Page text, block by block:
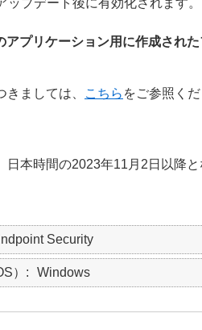
ップデート後に有効化されます。
アプリケーション用に作成され
ましては、 こちら をご参照く
日本時間の2023年11月2日以降
Security
） Windows